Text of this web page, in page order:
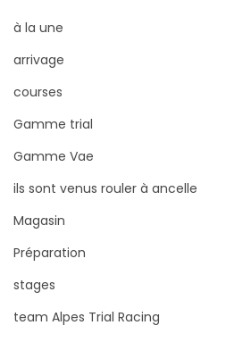
à la une
arrivage
courses
Gamme trial
Gamme Vae
ils sont venus rouler à ancelle
Magasin
Préparation
stages
team Alpes Trial Racing